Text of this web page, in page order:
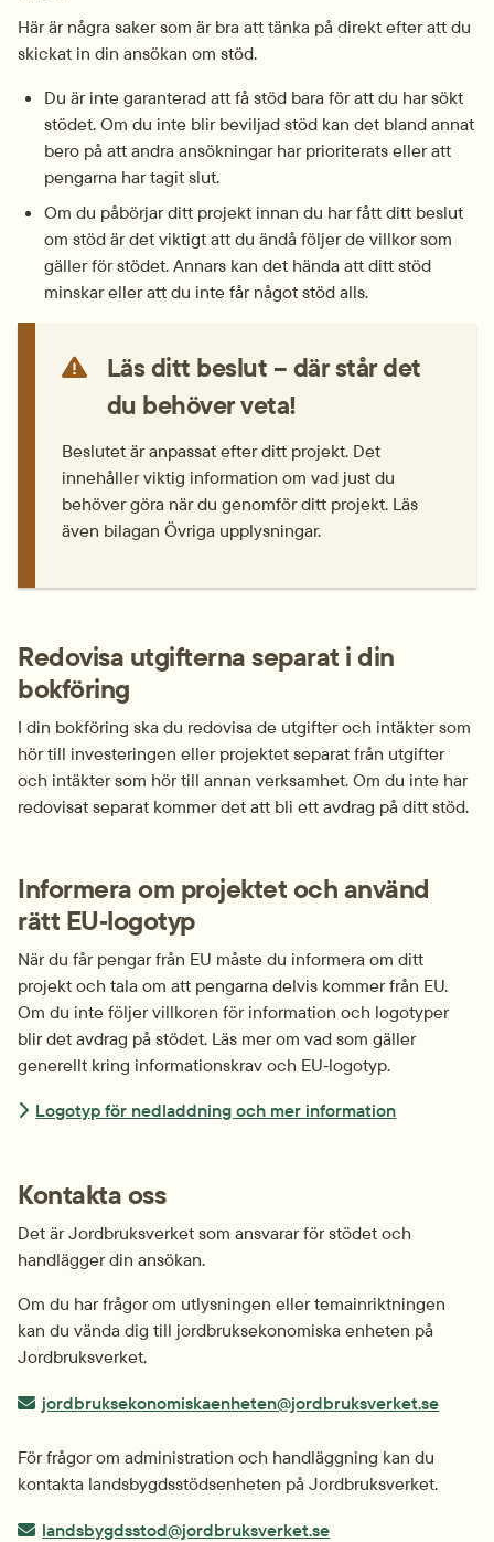
Här är några saker som är bra att tänka på direkt efter att du
skickat in din ansökan om stöd.
Du är inte garanterad att få stöd bara för att du har sökt
stödet. Om du inte blir beviljad stöd kan det bland annat
bero på att andra ansökningar har prioriterats eller att
pengarna har tagit slut.
Om du påbörjar ditt projekt innan du har fått ditt beslut
om stöd är det viktigt att du ändå följer de villkor som
gäller för stödet. Annars kan det hända att ditt stöd
minskar eller att du inte får något stöd alls.
Läs ditt beslut – där står det
du behöver veta!
Beslutet är anpassat efter ditt projekt. Det
innehåller viktig information om vad just du
behöver göra när du genomför ditt projekt. Läs
även bilagan Övriga upplysningar.
Redovisa utgifterna separat i din
bokföring
I din bokföring ska du redovisa de utgifter och intäkter som
hör till investeringen eller projektet separat från utgifter
och intäkter som hör till annan verksamhet. Om du inte har
redovisat separat kommer det att bli ett avdrag på ditt stöd.
Informera om projektet och använd
rätt EU‑logotyp
När du får pengar från EU måste du informera om ditt
projekt och tala om att pengarna delvis kommer från EU.
Om du inte följer villkoren för information och logotyper
blir det avdrag på stödet. Läs mer om vad som gäller
generellt kring informationskrav och EU‑logotyp.
Logotyp för nedladdning och mer information
Kontakta oss
Det är Jordbruksverket som ansvarar för stödet och
handlägger din ansökan.
Om du har frågor om utlysningen eller temainriktningen
kan du vända dig till jordbruksekonomiska enheten på
Jordbruksverket.
E-post:
jordbruksekonomiskaenheten@jordbruksverket.se
För frågor om administration och handläggning kan du
kontakta landsbygdsstöds­enheten på Jordbruksverket.
E-post:
landsbygdsstod@jordbruksverket.se